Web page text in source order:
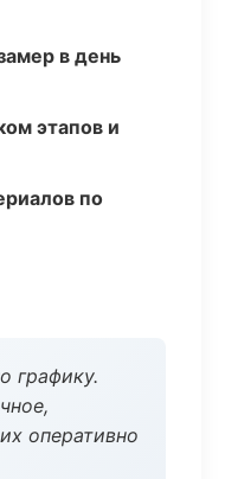
в день
этапов и
по
графику.
оперативно